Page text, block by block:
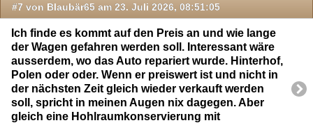
#7 von Blaubär65 am 23. Juli 2026, 08:51:05
Ich finde es kommt auf den Preis an und wie lange
der Wagen gefahren werden soll. Interessant wäre
ausserdem, wo das Auto repariert wurde. Hinterhof,
Polen oder oder. Wenn er preiswert ist und nicht in
der nächsten Zeit gleich wieder verkauft werden
soll, spricht in meinen Augen nix dagegen. Aber
gleich eine Hohlraumkonservierung mit